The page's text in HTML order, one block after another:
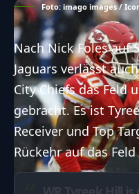
Foto: imago images /
Nach Nick Foles auf
Jaguarsverlässt
City Chiefs das Feld
gebracht. Es ist
Receiver und Top
Rückehr auf das